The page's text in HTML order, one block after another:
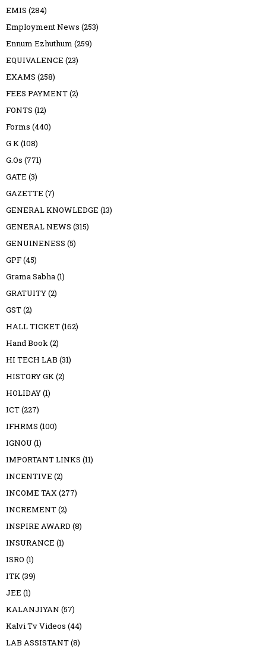
EMIS (284)
Employment News (253)
Ennum Ezhuthum (259)
EQUIVALENCE (23)
EXAMS (258)
FEES PAYMENT(2)
FONTS (12)
Forms (440)
G K(108)
G.Os (771)
GATE (3)
GAZETTE (7)
GENERAL KNOWLEDGE (13)
GENERAL NEWS (315)
GENUINENESS (5)
GPF(45)
Grama Sabha(1)
GRATUITY(2)
GST(2)
HALL TICKET(162)
Hand Book(2)
HI TECH LAB (31)
HISTORY GK(2)
HOLIDAY(1)
ICT(227)
IFHRMS (100)
IGNOU (1)
IMPORTANT LINKS (11)
INCENTIVE (2)
INCOME TAX(277)
INCREMENT(2)
INSPIRE AWARD (8)
INSURANCE (1)
ISRO (1)
ITK(39)
JEE (1)
KALANJIYAN (57)
Kalvi Tv Videos (44)
LAB ASSISTANT(8)